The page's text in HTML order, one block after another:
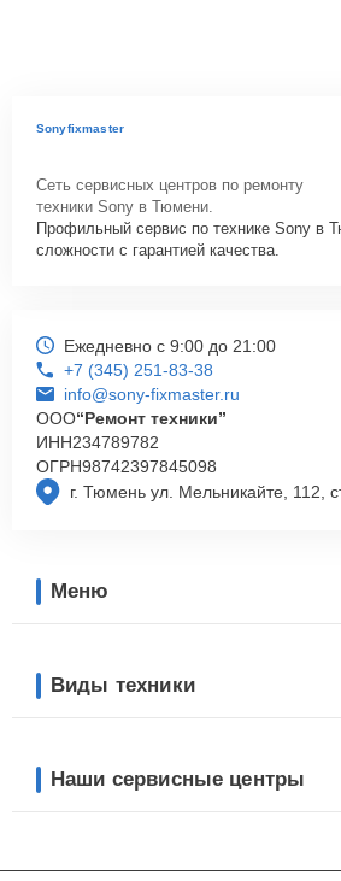
Sonyfixmaster
Сеть сервисных центров по ремонту
техники Sony в Тюмени.
Профильный сервис по технике Sony в
сложности с гарантией качества.
г. Тюмень ул. Мельникайте, 112,
Ежедневно с 9:00 до 21:00
+7 (345) 251-83-38
info@sony-fixmaster.ru
ООО“Ремонт техники”
ИНН234789782
ОГРН98742397845098
Меню
Виды техники
Наши сервисные центры